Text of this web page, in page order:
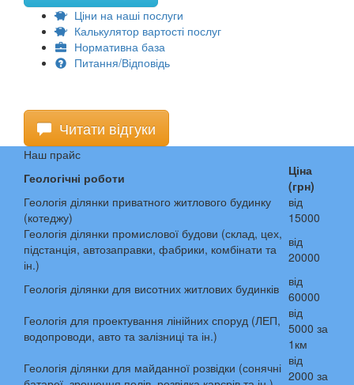
Ціни на наші послуги
Калькулятор вартості послуг
Нормативна база
Питання/Відповідь
Читати відгуки
Наш прайс
Геологічні роботи
Ціна
(грн)
Геологія ділянки приватного житлового будинку
(котеджу)
від
15000
Геологія ділянки промислової будови (склад, цех,
підстанція, автозаправки, фабрики, комбінати та
ін.)
від
20000
Геологія ділянки для висотних житлових будинків
від
60000
Геологія для проектування лінійних споруд (ЛЕП,
водопроводи, авто та залізниці та ін.)
від
5000 за
1км
Геологія ділянки для майданної розвідки (сонячні від
2000 за